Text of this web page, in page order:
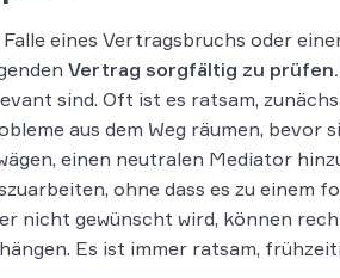
Falle eines Vertragsbruchs oder
Vertrag sorgfältig zu prüfen.
sind. Oft ist es ratsam,
aus dem Weg räumen,
einen neutralen Mediator
ohne dass es zu einem
nicht gewünscht wird, können
Es ist immer ratsam,